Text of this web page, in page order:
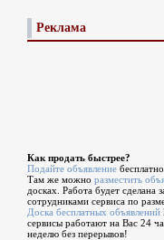
Реклама
Как продать быстрее?
Подайте объявление
Там же можно разместить
досках. Работа будет сделана
сотрудниками сервиса по
Доска бесплатных объявлений
сервисы работают на Вас 24
неделю без перерывов!